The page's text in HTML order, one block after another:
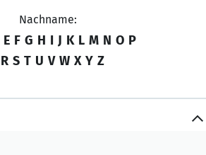
Nachname:
E F G H I J K L M N O P
R S T U V W X Y Z